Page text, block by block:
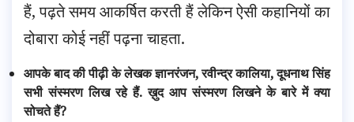
हैं, पढ़ते समय आकर्षित करती हैं लेकिन ऐसी कहानियों का
दोबारा कोई नहीं पढ़ना चाहता.
आपके बाद की पीढ़ी के लेखक ज्ञानरंजन, रवीन्द्र कालिया, दूधनाथ सिंह
सभी संस्मरण लिख रहे हैं. ख़ुद आप संस्मरण लिखने के बारे में क्या
सोचते हैं?